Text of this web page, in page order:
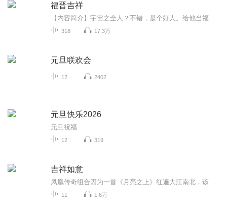
福晋吉祥
318 17.3万
元旦联欢会
12 2402
元旦快乐2026
元旦祝福
12 319
吉祥如意
11 1.6万